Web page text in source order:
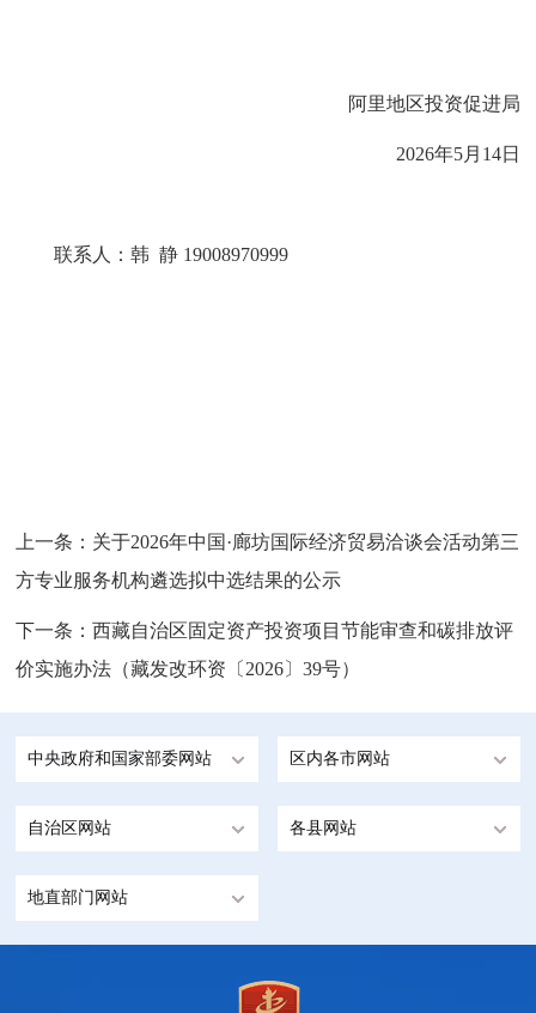
阿里地区投资促进局
2026年5月 14日
联系人：韩 静 19008970999
上一条： 关于2026年中国·廊坊国际经济贸易洽谈会活动第三
方专业服务机构遴选拟中选结果的公示
下一条：西藏自治区固定资产投资项目节能审查和碳排放评
价实施办法（藏发改环资〔2026〕39号）
中央政府和国家部委网站 区内各市网站
自治区网站 各县网站
地直部门网站